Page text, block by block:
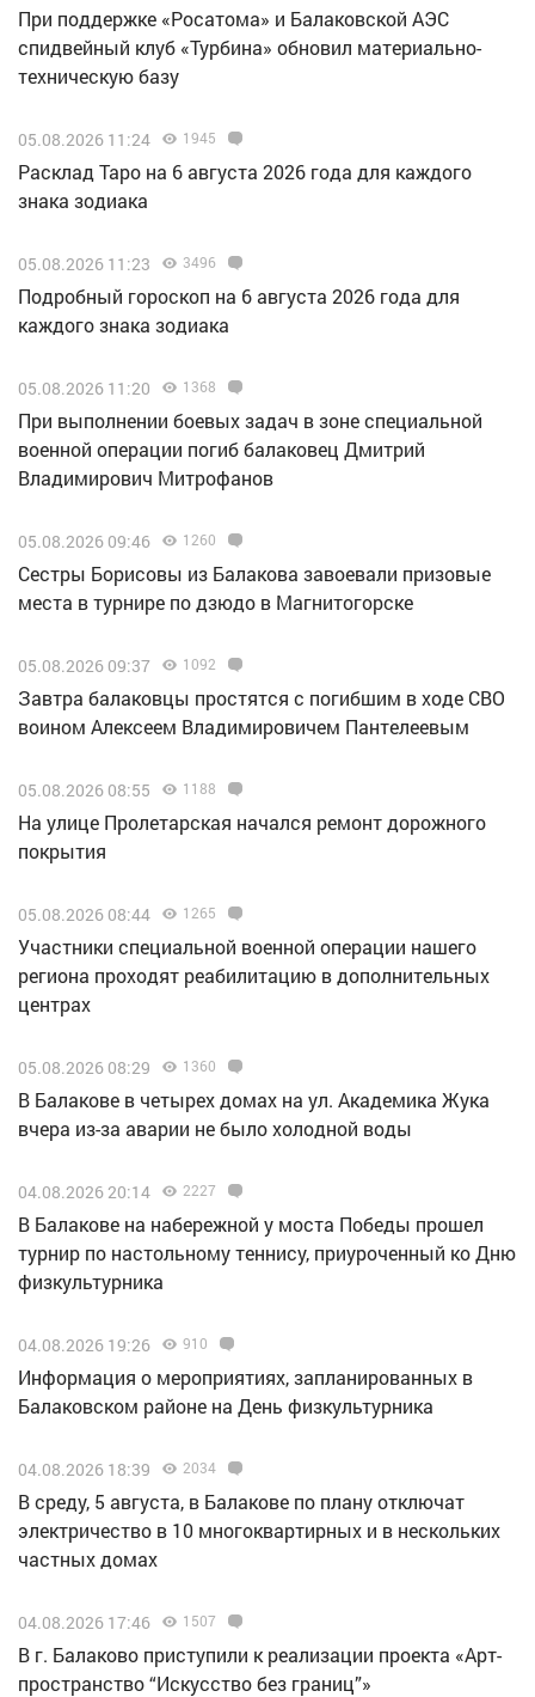
При поддержке «Росатома» и Балаковской АЭС
спидвейный клуб «Турбина» обновил материально-
техническую базу
05.08.2026 11:24 1945
Расклад Таро на 6 августа 2026 года для каждого
знака зодиака
05.08.2026 11:23 3496
Подробный гороскоп на 6 августа 2026 года для
каждого знака зодиака
05.08.2026 11:20 1368
При выполнении боевых задач в зоне специальной
военной операции погиб балаковец Дмитрий
Владимирович Митрофанов
05.08.2026 09:46 1260
Сестры Борисовы из Балакова завоевали призовые
места в турнире по дзюдо в Магнитогорске
05.08.2026 09:37 1092
Завтра балаковцы простятся с погибшим в ходе СВО
воином Алексеем Владимировичем Пантелеевым
05.08.2026 08:55 1188
На улице Пролетарская начался ремонт дорожного
покрытия
05.08.2026 08:44 1265
Участники специальной военной операции нашего
региона проходят реабилитацию в дополнительных
центрах
05.08.2026 08:29 1360
В Балакове в четырех домах на ул. Академика Жука
вчера из-за аварии не было холодной воды
04.08.2026 20:14 2227
В Балакове на набережной у моста Победы прошел
турнир по настольному теннису, приуроченный ко Дню
физкультурника
04.08.2026 19:26 910
Информация о мероприятиях, запланированных в
Балаковском районе на День физкультурника
04.08.2026 18:39 2034
В среду, 5 августа, в Балакове по плану отключат
электричество в 10 многоквартирных и в нескольких
частных домах
04.08.2026 17:46 1507
В г. Балаково приступили к реализации проекта «Арт-
пространство “Искусство без границ”»